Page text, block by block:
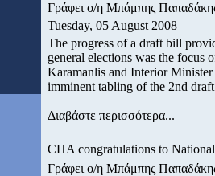
Γράφει ο/η Μπάμπης
Tuesday, 05 August 2008
The progress of a draft bill
general elections was the focus
Karamanlis and Interior
imminent tabling of the 2nd
Διαβάστε περισσότερα...
CHA congratulations to
Γράφει ο/η Μπάμπης